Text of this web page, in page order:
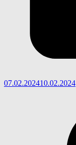
07.02.202410.02.2024